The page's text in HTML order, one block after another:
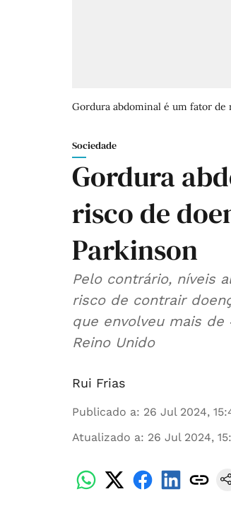
Gordura abdominal é um fator de
Sociedade
Gordura
risco de
Parkinson
Pelo contrário, níveis
risco de contrair
que envolveu mais
Reino Unido
Rui Frias
Publicado a: 26 Jul 2024,
Atualizado a: 26 Jul 2024,